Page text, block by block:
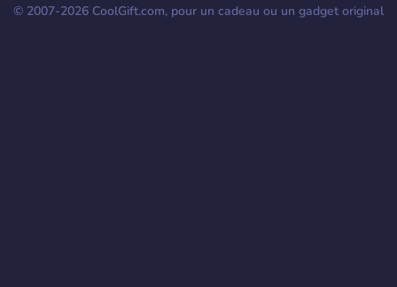
© 2007-2026 CoolGift.com, pour un cadeau ou un gadget original